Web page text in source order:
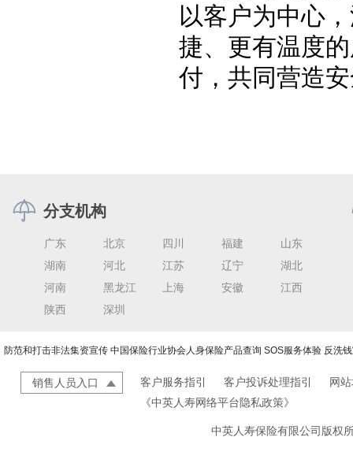
以客户为中心
捷、更有温度
付，共同营造
分支机构
广东 北京 四川 福建
山东
湖南
河北 江苏 辽宁
湖北
河南
黑龙江 上海 安徽
江西
陕西
深圳
防范和打击非法集资宣传 中国保险行业协会人身保险产品查询 SOS服务体验 反洗
销售人员入口 客户服务指引 客户投诉处理指引
网
《中英人寿网络平台隐私政策》
中英人寿保险有限公司版权